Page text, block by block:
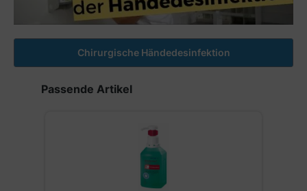
Chirurgische Händedesinfektion
Produktgalerie überspringen
Passende Artikel